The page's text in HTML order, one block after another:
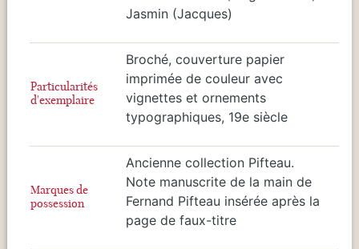
Jasmin (Jacques)
Particularités
d'exemplaire
Broché, couverture papier
imprimée de couleur avec
vignettes et ornements
typographiques, 19e siècle
Marques de
possession
Ancienne collection Pifteau.
Note manuscrite de la main de
Fernand Pifteau insérée après la
page de faux-titre